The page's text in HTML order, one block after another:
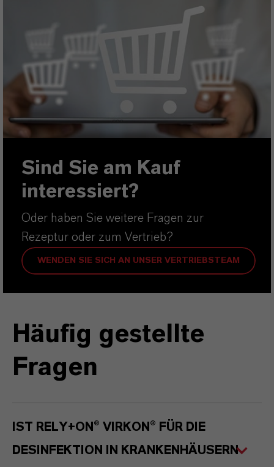
Sind Sie am Kauf
interessiert?
Oder haben Sie weitere Fragen zur
Rezeptur oder zum Vertrieb?
WENDEN SIE SICH AN UNSER VERTRIEBSTEAM
Häufig gestellte
Fragen
IST RELY+ON® VIRKON® FÜR DIE
DESINFEKTION IN KRANKENHÄUSERN